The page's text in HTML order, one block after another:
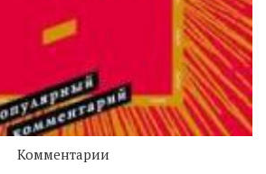
Комментарии